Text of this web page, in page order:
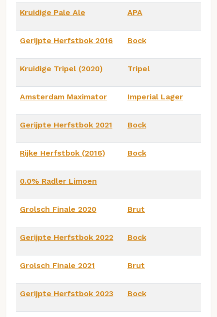
Kruidige Pale Ale APA
Gerijpte Herfstbok 2016 Bock
Kruidige Tripel (2020) Tripel
Amsterdam Maximator Imperial Lager
Gerijpte Herfstbok 2021 Bock
Rijke Herfstbok (2016) Bock
0.0% Radler Limoen
Grolsch Finale 2020 Brut
Gerijpte Herfstbok 2022 Bock
Grolsch Finale 2021 Brut
Gerijpte Herfstbok 2023 Bock